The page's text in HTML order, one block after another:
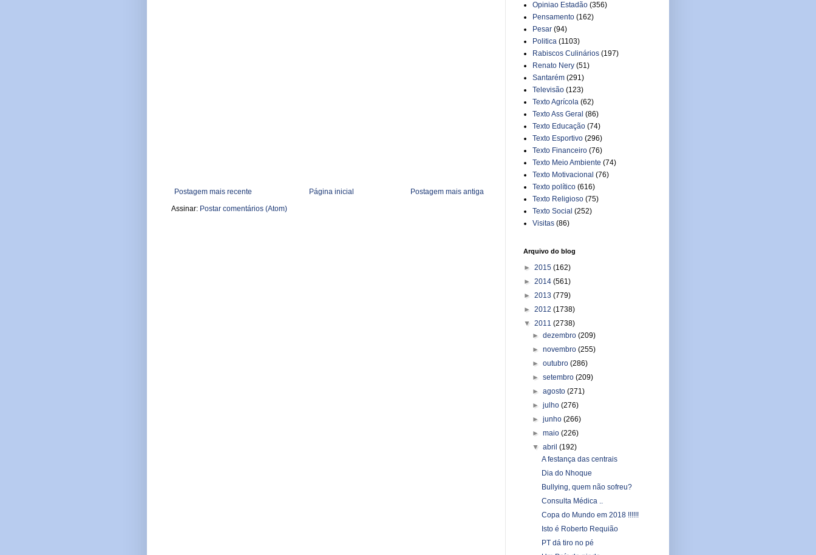
Postagem mais recente Postagem mais antiga
Página inicial
Assinar: Postar comentários (Atom)
Opiniao Estadão (356)
Pensamento (162)
Pesar (94)
Politica (1103)
Rabiscos Culinários (197)
Renato Nery (51)
Santarém (291)
Televisão (123)
Texto Agrícola (62)
Texto Ass Geral (86)
Texto Educação (74)
Texto Esportivo (296)
Texto Financeiro (76)
Texto Meio Ambiente (74)
Texto Motivacional (76)
Texto político (616)
Texto Religioso (75)
Texto Social (252)
Visitas (86)
Arquivo do blog
► 2015 (162)
► 2014 (561)
► 2013 (779)
► 2012 (1738)
▼ 2011 (2738)
►dezembro(209)
►novembro(255)
►outubro(286)
►setembro(209)
►agosto(271)
►julho(276)
►junho(266)
►maio(226)
▼abril(192)
A festança das centrais
Dia do Nhoque
Bullying, quem não sofreu?
Consulta Médica ..
Copa do Mundo em 2018 !!!!!!
Isto é Roberto Requião
PT dá tiro no pé